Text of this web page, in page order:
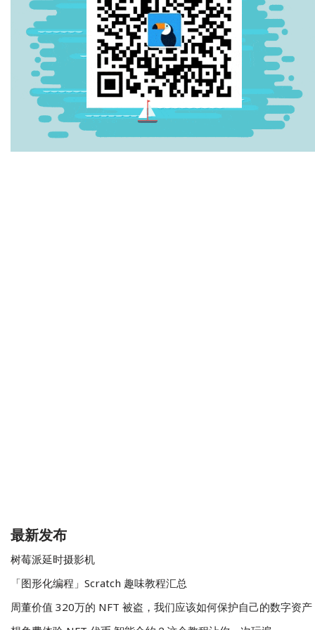
最新发布
树莓派延时摄影机
「图形化编程」Scratch 趣味教程汇总
周董价值 320万的 NFT 被盗，我们应该如何保护自己的数字资产